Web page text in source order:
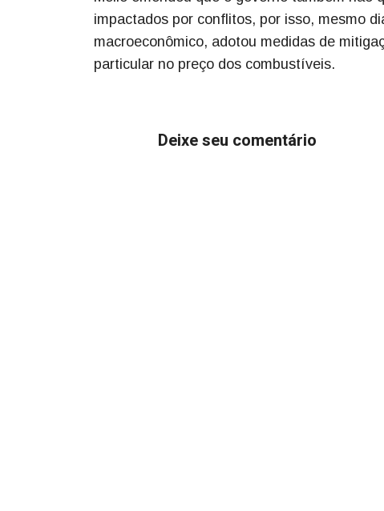
impactados por conflitos, por isso, mesmo
macroeconômico, adotou medidas de
particular no preço dos combustíveis.
Deixe seu comentário